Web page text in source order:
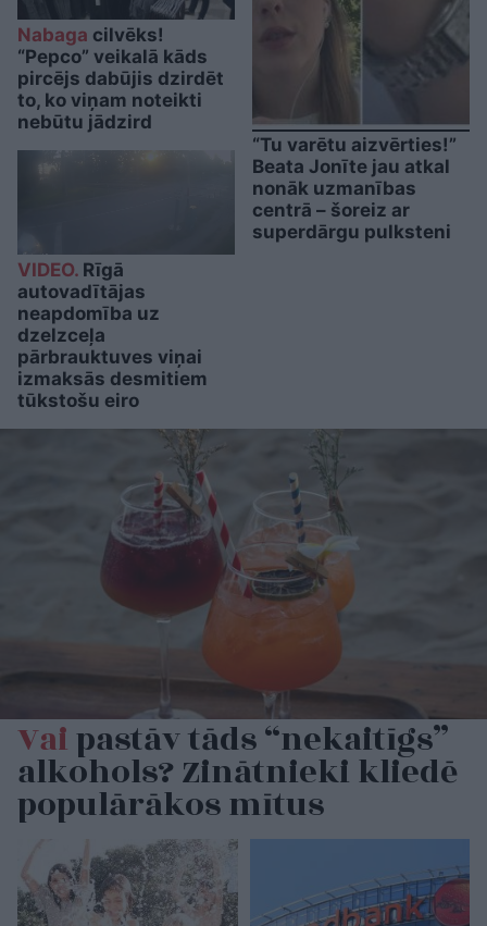
Nabaga cilvēks!
“Pepco” veikalā kāds
pircējs dabūjis dzirdēt
to, ko viņam noteikti
nebūtu jādzird
VIDEO. Rīgā
autovadītājas
neapdomība uz
dzelzceļa
pārbrauktuves viņai
izmaksās desmitiem
tūkstošu eiro
“Tu varētu aizvērties!”
Beata Jonīte jau atkal
nonāk uzmanības
centrā – šoreiz ar
superdārgu pulksteni
Vaipastāv tāds “nekaitīgs”
alkohols? Zinātnieki kliedē
populārākos mītus